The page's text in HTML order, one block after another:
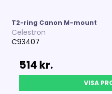
T2-ring Canon M-mount
Celestron
C93407
514 kr.
VISA